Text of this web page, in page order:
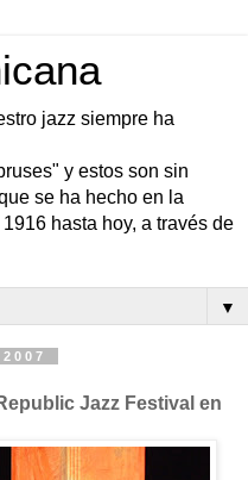
jazz siempre ha
y estos son sin
se ha hecho en la
hasta hoy, a través de
▼
Jazz Festival en